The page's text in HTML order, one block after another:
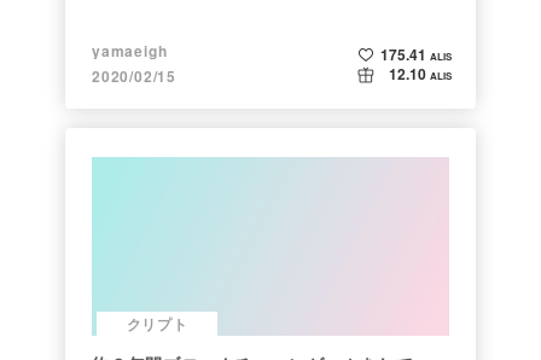
yamaeigh
2020/02/15
175.41 ALIS
12.10 ALIS
クリプト